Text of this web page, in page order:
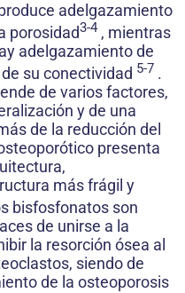
adelgazamiento
porosidad3-4 , mientras
adelgazamiento de
su conectividad 5-7 .
de varios factores,
y de una
de la reducción del
presenta
más frágil y
bisfosfonatos son
de unirse a la
la resorción ósea al
siendo de
de la osteoporosis